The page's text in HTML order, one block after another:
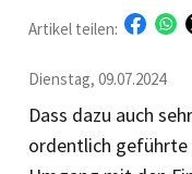
Dienstag, 09.07.2024
Artikel teilen:
Dass dazu auch
ordentlich geführte